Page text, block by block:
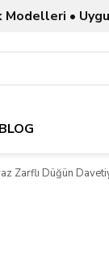
•
BLOG
Zarflı Düğün